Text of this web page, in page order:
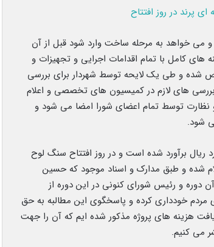
می خواهد به مرحله ساخت وارد شود قبل از آن
کامل با تمام اقدامات اجرایی و تجهیزات و
شده و طی یک لایحه توسط شهردار برای بررسی
های لازم در کمیسیون های تخصصی و اعلام
توسط تمام اعضای شورا امضا می شود و
شود.
که برآورد اعتبار مصوب اولیه این پروژه ۶۰ میلیارد ریال برآورد شده است و در روز افتتاح سنگ لوح
و ساخت آن ۱۳۰ میلیارد ریال اعلام شده و طبق مدارک و اسناد موجود که حسین
و رئیس شورای کنونی در این دوره از
خودداری کرده و پاسخگوی این مطالبه به حق
هزینه های پروژه مذکور شده ایم که آن را جهت
می کنیم.